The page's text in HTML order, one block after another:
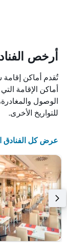
المخطط
1
Y
الذي
يعرض
متوسط
سعر
عطلة
نهاية
هذا
الأسبوع
خلال
آخر
3
أيام
محور
الذي
يعرض
عدد
الأيام
قبل
المخطط
التالي
1
محور
Y
الذي
يعرض
متوسط
سعر
غرفة
أرخص
تُقدم أماكن إقامة
أماكن الإقامة
الوصول
للتواريخ الأخرى.
عرض كل الفنادق